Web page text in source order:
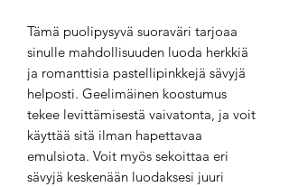
Tämä puolipysyvä suoraväri tarjoaa
sinulle mahdollisuuden luoda herkkiä
ja romanttisia pastellipinkkejä sävyjä
helposti. Geelimäinen koostumus
tekee levittämisestä vaivatonta, ja voit
käyttää sitä ilman hapettavaa
emulsiota. Voit myös sekoittaa eri
sävyjä keskenään luodaksesi juuri